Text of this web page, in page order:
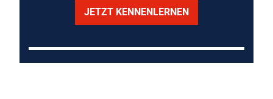
JETZT KENNENLERNEN